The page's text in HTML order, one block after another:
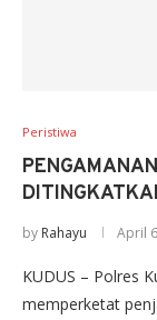
Peristiwa
by Rahayu April
KUDUS – Polres
memperketat